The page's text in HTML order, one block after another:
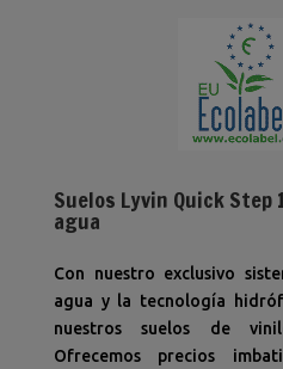
Suelos Lyvin Quick
agua
Con nuestro exclusivo
agua y la tecnología
nuestros suelos de
Ofrecemos precios